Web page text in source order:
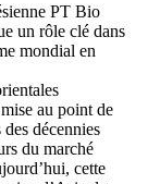
PT Bio
un rôle clé dans
mondial en
au point de
décennies
du marché
cette